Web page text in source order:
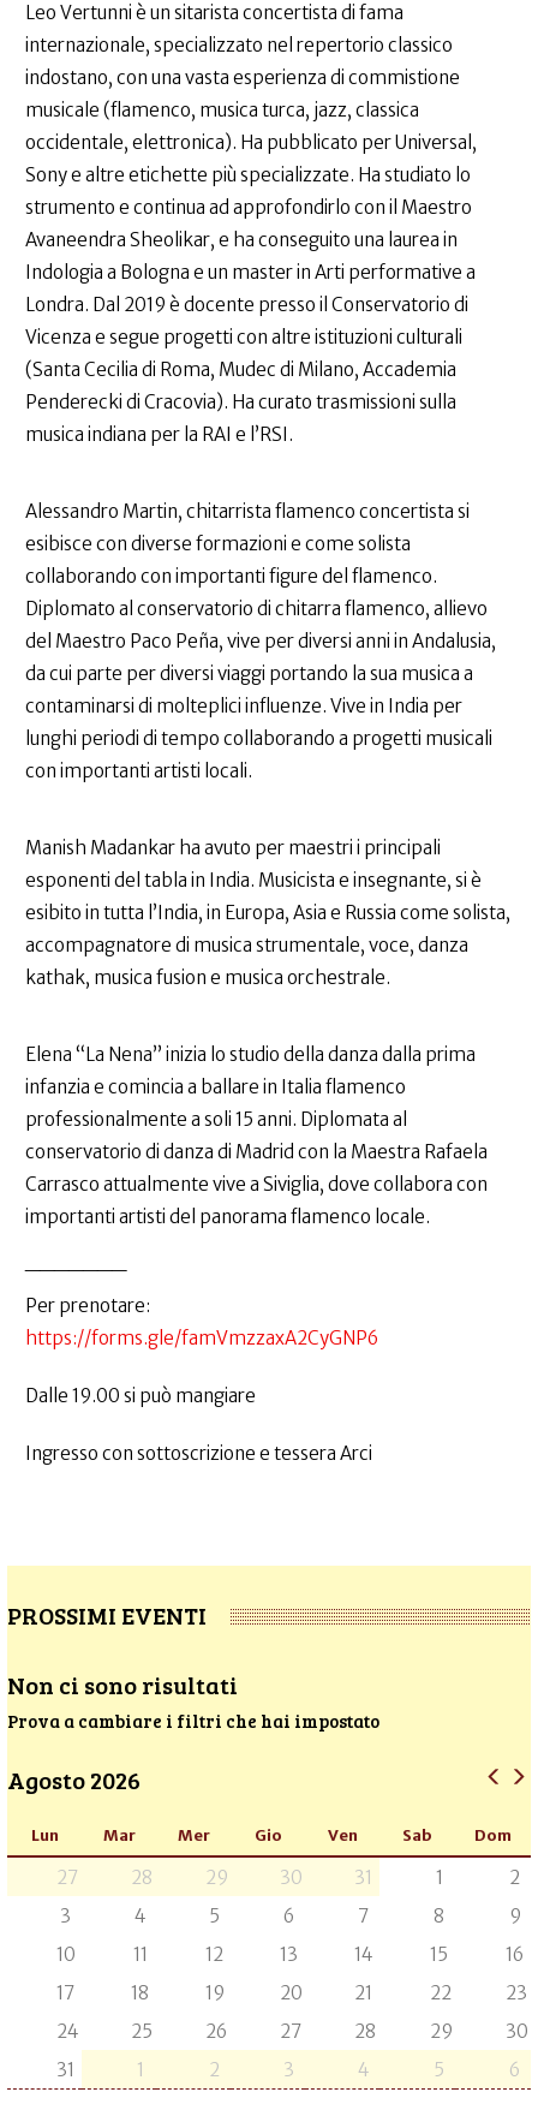
Leo Vertunni è un sitarista concertista di fama
internazionale, specializzato nel repertorio classico
indostano, con una vasta esperienza di commistione
musicale (flamenco, musica turca, jazz, classica
occidentale, elettronica). Ha pubblicato per Universal,
Sony e altre etichette più specializzate. Ha studiato lo
strumento e continua ad approfondirlo con il Maestro
Avaneendra Sheolikar, e ha conseguito una laurea in
Indologia a Bologna e un master in Arti performative a
Londra. Dal 2019 è docente presso il Conservatorio di
Vicenza e segue progetti con altre istituzioni culturali
(Santa Cecilia di Roma, Mudec di Milano, Accademia
Penderecki di Cracovia). Ha curato trasmissioni sulla
musica indiana per la RAI e l’RSI.
Alessandro Martin, chitarrista flamenco concertista si
esibisce con diverse formazioni e come solista
collaborando con importanti figure del flamenco.
Diplomato al conservatorio di chitarra flamenco, allievo
del Maestro Paco Peña, vive per diversi anni in Andalusia,
da cui parte per diversi viaggi portando la sua musica a
contaminarsi di molteplici influenze. Vive in India per
lunghi periodi di tempo collaborando a progetti musicali
con importanti artisti locali.
Manish Madankar ha avuto per maestri i principali
esponenti del tabla in India. Musicista e insegnante, si è
esibito in tutta l’India, in Europa, Asia e Russia come solista,
accompagnatore di musica strumentale, voce, danza
kathak, musica fusion e musica orchestrale.
Elena “La Nena” inizia lo studio della danza dalla prima
infanzia e comincia a ballare in Italia flamenco
professionalmente a soli 15 anni. Diplomata al
conservatorio di danza di Madrid con la Maestra Rafaela
Carrasco attualmente vive a Siviglia, dove collabora con
importanti artisti del panorama flamenco locale.
Per prenotare:
https://forms.gle/famVmzzaxA2CyGNP6
Dalle 19.00 si può mangiare
Ingresso con sottoscrizione e tessera Arci
PROSSIMI EVENTI
Non ci sono risultati
Prova a cambiare i filtri che hai impostato
Agosto 2026
Lun Mar Mer Gio Ven Sab Dom
27 28 29 30 31 1
2
3
4 5 6 7 8
9
10
11 12 13 14 15
16
17
18 19 20 21 22
23
24
25 26 27 28 29
30
31
1 2 3 4 5 6